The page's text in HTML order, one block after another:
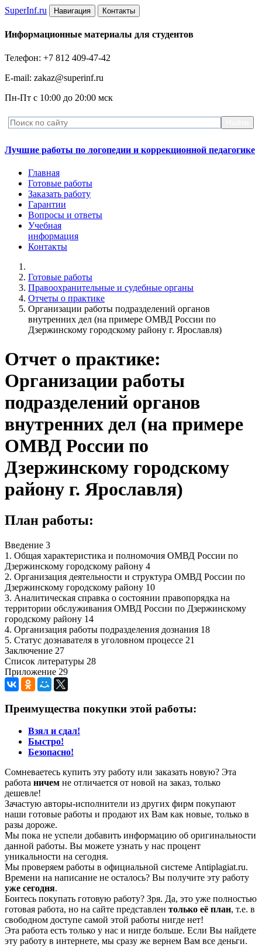
SuperInf.ru Навигация Контакты
Информационные материалы для студентов
Телефон: +7 812 409-47-42
E-mail: zakaz@superinf.ru
Пн-Пт с 10:00 до 20:00 мск
Лучшие работы по логопедии и коррекционной педагогике
Главная
Готовые работы
Заказать работу
Гарантии
Вопросы и ответы
Учебная
информация
Контакты
Готовые работы
Правоохранительные и судебные органы
Отчеты о практике
Организации работы подразделений органов
внутренних дел (на примере ОМВД России по
Дзержинскому городскому району г. Ярославля)
Отчет о практике:
Организации работы
подразделений органов
внутренних дел (на примере
ОМВД России по
Дзержинскому городскому
району г. Ярославля)
План работы:
Введение 3
1. Общая характеристика и полномочия ОМВД России по
Дзержинскому городскому району 4
2. Организация деятельности и структура ОМВД России по
Дзержинскому городскому району 10
3. Аналитическая справка о состоянии правопорядка на
территории обслуживания ОМВД России по Дзержинскому
городскому району 14
4. Организация работы подразделения дознания 18
5. Статус дознавателя в уголовном процессе 21
Заключение 27
Список литературы 28
Приложение 29
Преимущества покупки этой работы:
Взял и сдал!
Быстро!
Безопасно!
Сомневаетесь купить эту работу или заказать новую? Эта
работа ничем не отличается от новой на заказ, только
дешевле!
Зачастую авторы-исполнители из других фирм покупают
наши готовые работы и продают их Вам как новые, только в
разы дороже.
Мы пока не успели добавить информацию об оригинальности
данной работы. Вы можете узнать у нас процент
уникальности на сегодня.
Мы проверяем работы в официальной системе Аntiplagiat.ru.
Времени на написание не осталось? Вы получите эту работу
уже сегодня.
Боитесь покупать готовую работу? Зря. Да, это уже полностью
готовая работа, но на сайте представлен только её план, т.е. в
свободном доступе самой этой работы нигде нет!
Эта работа есть только у нас и нигде больше. Если Вы найдете
эту работу в интернете, мы сразу же вернем Вам все деньги.